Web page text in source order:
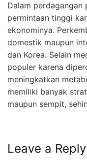
Dalam perdagangan
permintaan tinggi
ekonominya.
domestik maupun
dan Korea. Selain
populer karena
meningkatkan
memiliki banyak
maupun sempit,
Leave a Reply